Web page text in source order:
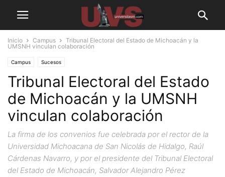
Inicio Campus
Tribunal Electoral del Estado de Michoacán y la
UMSNH vinculan colaboración
Campus Sucesos
Tribunal Electoral del Estado
de Michoacán y la UMSNH
vinculan colaboración
La firma de los convenios fue celebrada por el rector de la
Universidad Michoacana de San Nicolás de Hidalgo, Raúl
Cárdenas Navarro, y por el presidente del Tribunal Electoral
del Estado de Michoacán, Salvador Alejandro Pérez